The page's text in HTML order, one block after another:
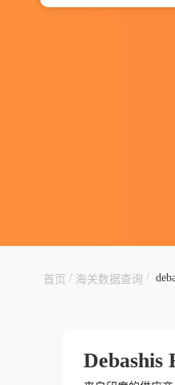
首页 / 海关数据查询 /
Debashis